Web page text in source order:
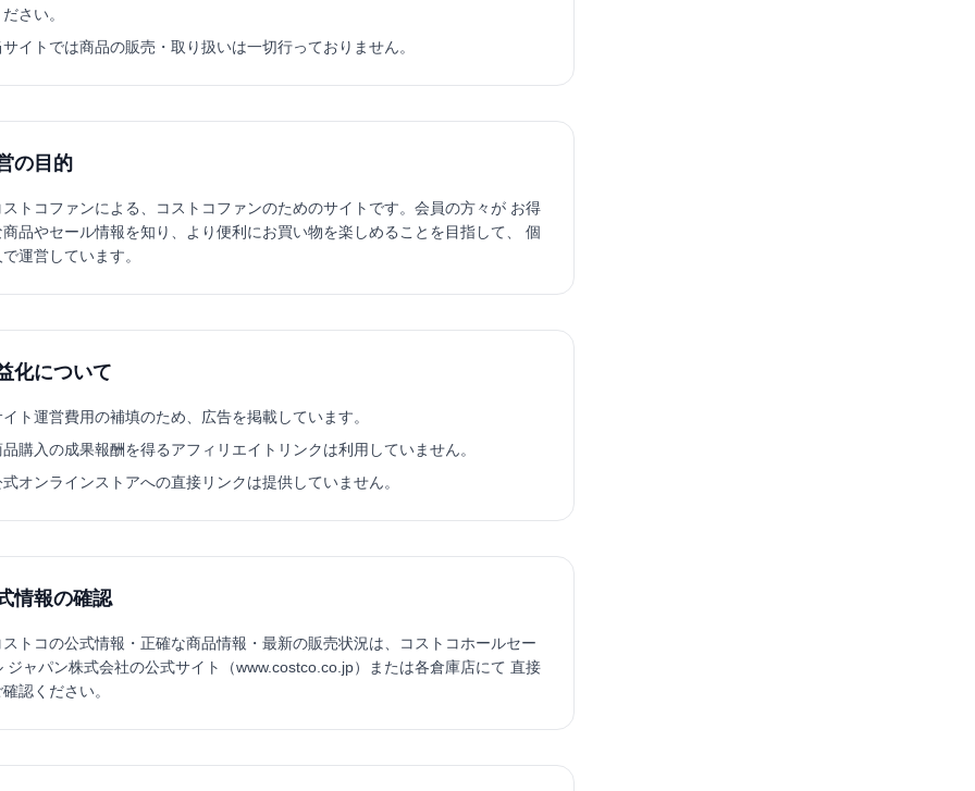
さい。
サイトでは商品の販売・取り扱いは一切行っておりません。
の目的
ストコファンによる、コストコファンのためのサイトです。会員の方々が お得
商品やセール情報を知り、より便利にお買い物を楽しめることを目指して、 個
運営しています。
化について
イト運営費用の補填のため、広告を掲載しています。
品購入の成果報酬を得るアフィリエイトリンクは利用していません。
式オンラインストアへの直接リンクは提供していません。
情報の確認
ストコの公式情報・正確な商品情報・最新の販売状況は、コストコホールセー
ジャパン株式会社の公式サイト（www.costco.co.jp）または各倉庫店にて 直接
認ください。